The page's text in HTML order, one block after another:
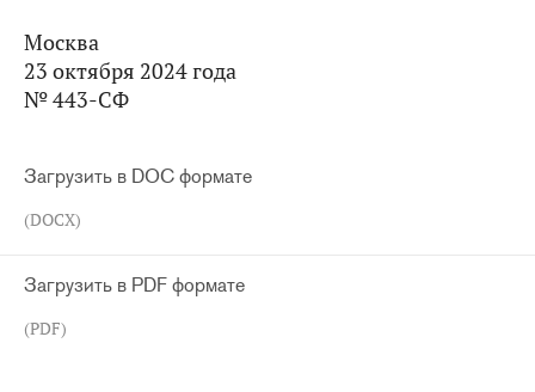
Москва
23 октября 2024 года
№ 443-СФ
Загрузить в DOC формате
(DOCX)
Загрузить в PDF формате
(PDF)